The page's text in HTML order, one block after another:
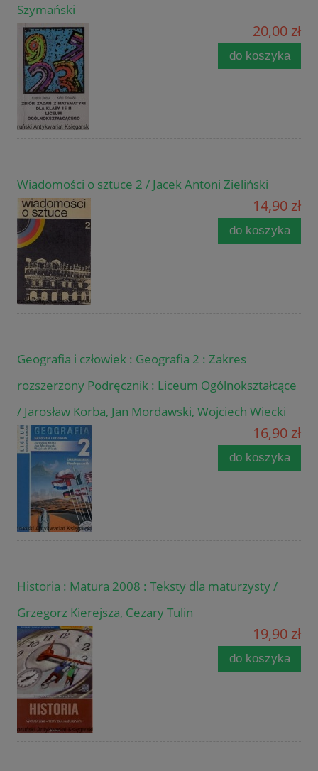
Szymański
20,00 zł
do koszyka
Wiadomości o sztuce 2 / Jacek Antoni Zieliński
14,90 zł
do koszyka
Geografia i człowiek : Geografia 2 : Zakres
rozszerzony Podręcznik : Liceum Ogólnokształcące
/ Jarosław Korba, Jan Mordawski, Wojciech Wiecki
16,90 zł
do koszyka
Historia : Matura 2008 : Teksty dla maturzysty /
Grzegorz Kierejsza, Cezary Tulin
19,90 zł
do koszyka